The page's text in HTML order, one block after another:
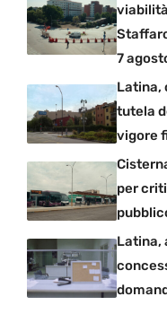
7
Latina,
tutela
vigore
per
Latina,